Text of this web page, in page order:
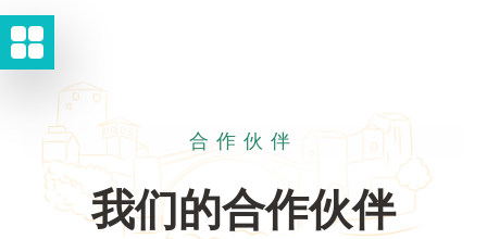
合作伙伴
我们的合作伙伴